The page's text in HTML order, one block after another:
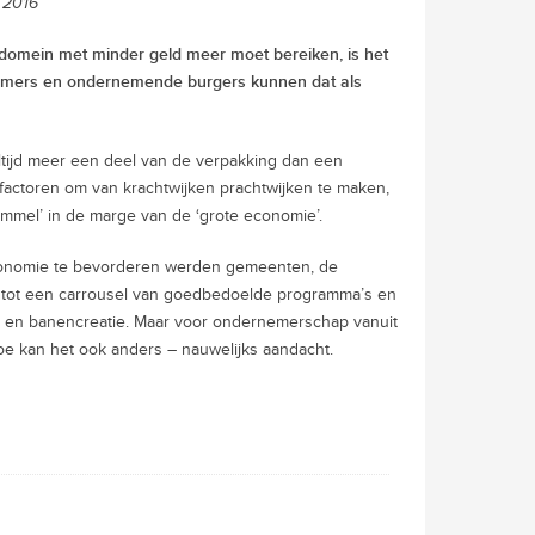
met minder geld meer moet bereiken, is het
en ondernemende burgers kunnen dat als
meer een deel van de verpakking dan een
om van krachtwijken prachtwijken te maken,
in de marge van de ‘grote economie’.
te bevorderen werden gemeenten, de
een carrousel van goedbedoelde programma’s en
banencreatie. Maar voor ondernemerschap vanuit
kan het ook anders – nauwelijks aandacht.